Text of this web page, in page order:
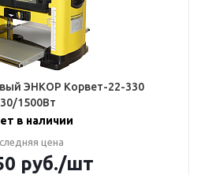
ЭНКОР Корвет-22-330
1500Вт
в наличии
цена
руб./шт